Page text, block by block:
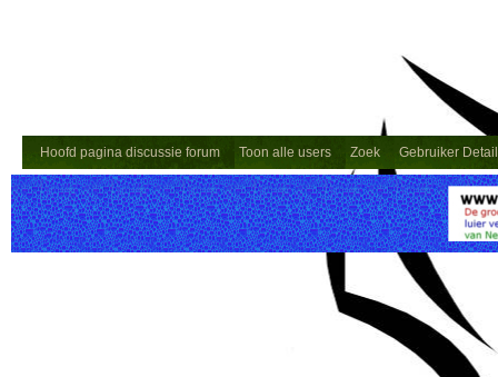
Hoofd pagina discussie forum Toon alle users Zoek Gebruiker